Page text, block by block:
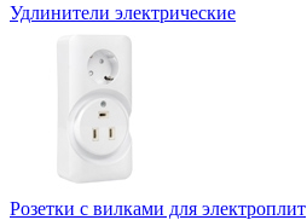
Удлинители электрические
Розетки с вилками для электроплит